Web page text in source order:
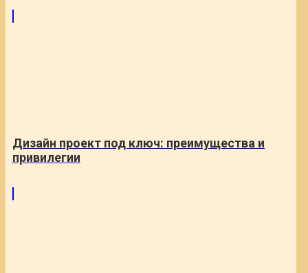
Дизайн проект под ключ: преимущества и
привилегии